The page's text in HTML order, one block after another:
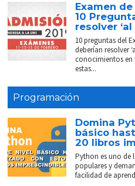
Examen
10
resolver ‘al
10 preguntas del
deberían resolver
conocimientos en
estas...
Programación
Domina
básico
20 libros
Python es uno de
populares y
facilidad de